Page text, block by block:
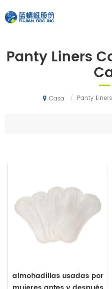
Panty Liners
Casa / Panty
almohadillas usadas por